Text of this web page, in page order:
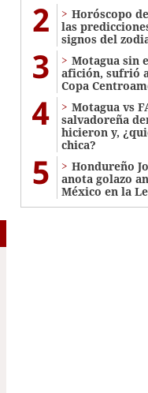
2
Horóscopo
las
signos del
3
Motagua sin
afición, sufrió
Copa
4
Motagua vs
salvadoreña
hicieron y,
chica?
5
Hondureño
anota golazo
México en la